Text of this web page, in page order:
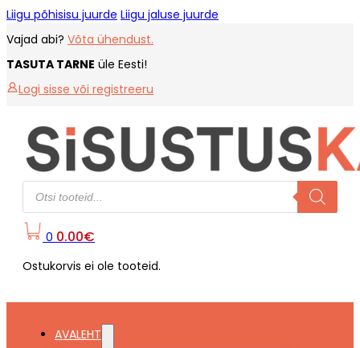
Liigu põhisisu juurde Liigu jaluse juurde
Vajad abi? Võta ühendust.
TASUTA TARNE üle Eesti!
Logi sisse või registreeru
Products
search
0 0.00€
Ostukorvis ei ole tooteid.
AVALEHT